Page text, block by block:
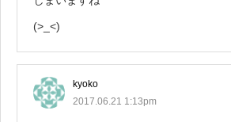
(>_<)
kyoko
2017.06.21 1:13pm